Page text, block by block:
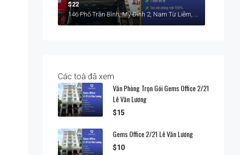
$22
146 Phố Trần Bình, Mỹ Đình 2, Nam Từ Liêm, Hà Nội
Các toà đã xem
Văn Phòng Trọn Gói Gems Office 2/21
Lê Văn Lương
$15
Gems Office 2/21 Lê Văn Lương
$10